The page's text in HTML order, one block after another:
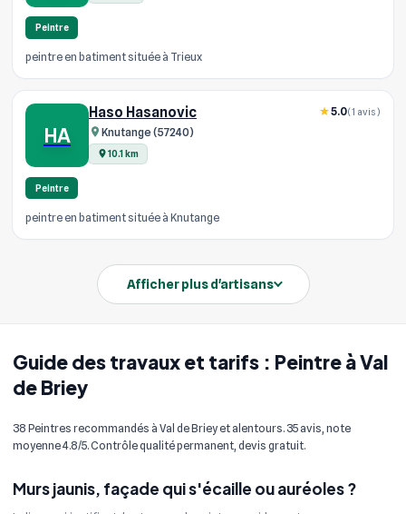
Guide des travaux et tarifs : Peintre à Val
de Briey
38 Peintres recommandés à Val de Briey et alentours. 35 avis, note
moyenne 4.8/5. Contrôle qualité permanent, devis gratuit.
Murs jaunis, façade qui s'écaille ou auréoles ?
Peintre
peintre en batiment située à Trieux
HA
Haso Hasanovic
Knutange (57240)
10.1 km
5.0(1 avis)
Peintre
peintre en batiment située à Knutange
Afficher plus d'artisans